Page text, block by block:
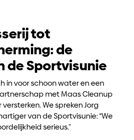
tot
de
de Sportvisunie
in voor schoon water en een
met Maas Cleanup
We spreken Jorg
van de Sportvisunie: “We
serieus.”